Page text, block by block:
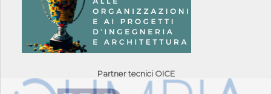
Partner tecnici OICE